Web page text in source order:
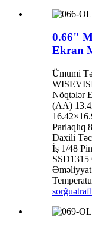
0.66"
Ekran
Ümumi
Nöqtələr
(AA)
Parlaqlıq
Daxili
İş 1/48
Əməliyyat
sorğu